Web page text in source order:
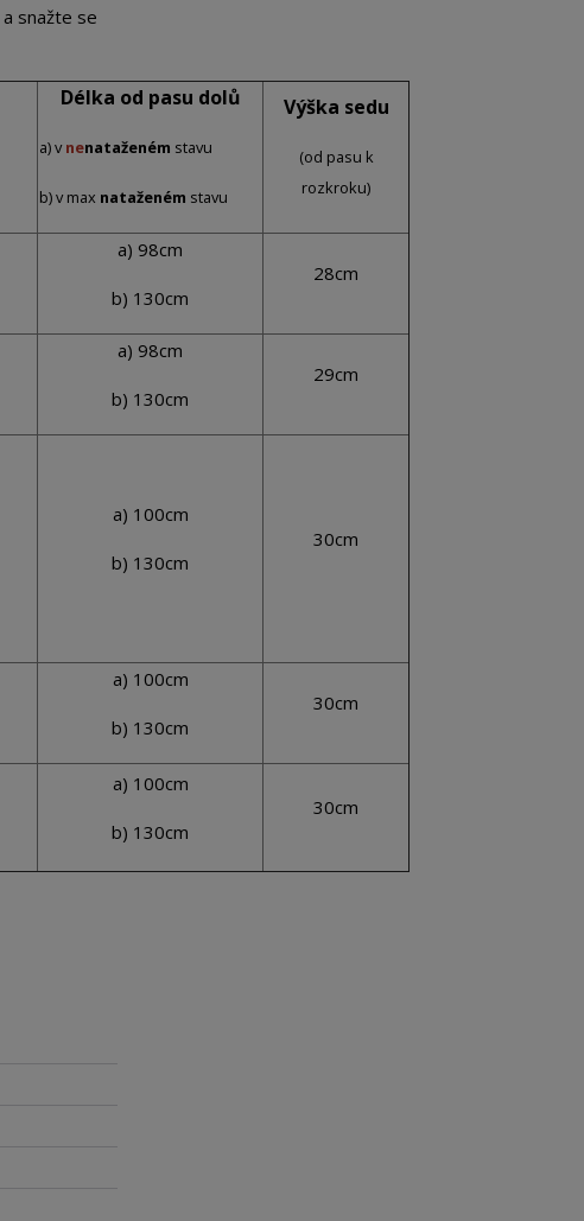
a snažte se
Délka od pasu dolů
a) vnenataženém stavu
b) v max nataženém stavu
Výška sedu
(od pasu k
rozkroku)
a) 98cm
b) 130cm
28cm
a) 98cm
b) 130cm
29cm
a) 100cm
b) 130cm
30cm
a) 100cm
b) 130cm
30cm
a) 100cm
b) 130cm
30cm